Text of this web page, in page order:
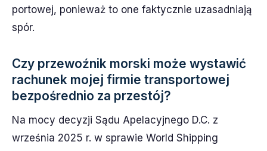
portowej, ponieważ to one faktycznie uzasadniają
spór.
Czy przewoźnik morski może wystawić
rachunek mojej firmie transportowej
bezpośrednio za przestój?
Na mocy decyzji Sądu Apelacyjnego D.C. z
września 2025 r. w sprawie World Shipping